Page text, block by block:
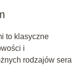
to klasyczne
i
rodzajów sera